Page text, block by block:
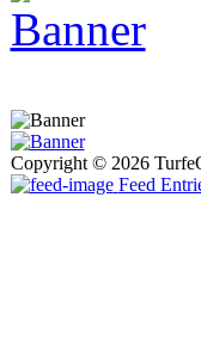
Copyright © 2026
Feed